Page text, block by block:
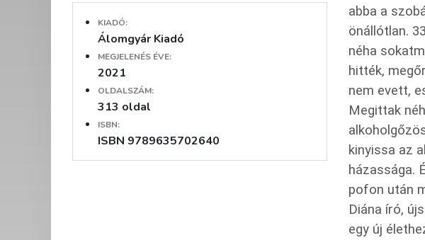
KIADÓ:
Álomgyár Kiadó
MEGJELENÉS ÉVE:
2021
OLDALSZÁM:
313 oldal
ISBN:
ISBN 9789635702640
abba a
önállótlan.
néha
hitték,
nem evett,
Megittak
kinyissa az
házassága.
pofon után
Diána író,
egy új